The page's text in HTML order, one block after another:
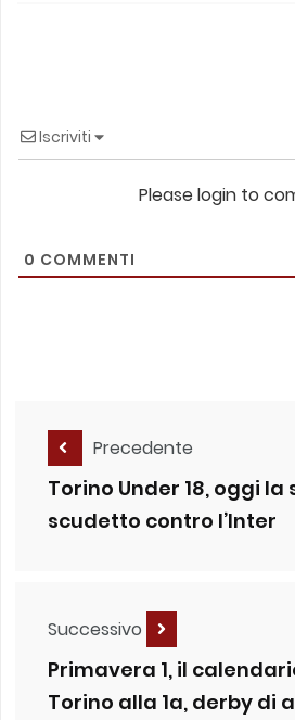
Iscriviti
Please login to
0 COMMENTI
Precedente
Torino Under 18, oggi
scudetto contro l’Inter
Successivo
Primavera 1, il
Torino alla 1a, derby di